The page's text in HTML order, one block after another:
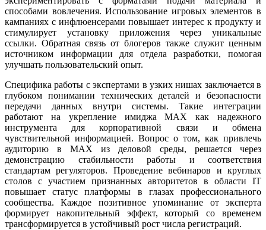
способами вовлечения. Использование игровых элементов в
кампаниях с инфлюенсерами повышает интерес к продукту и
стимулирует установку приложения через уникальные
ссылки. Обратная связь от блогеров также служит ценным
источником информации для отдела разработки, помогая
улучшать пользовательский опыт.
Специфика работы с экспертами в узких нишах заключается в
глубоком понимании технических деталей и безопасности
передачи данных внутри системы. Такие интеграции
работают на укрепление имиджа MAX как надежного
инструмента для корпоративной связи и обмена
чувствительной информацией. Вопрос о том, как привлечь
аудиторию в MAX из деловой среды, решается через
демонстрацию стабильности работы и соответствия
стандартам регуляторов. Проведение вебинаров и круглых
столов с участием признанных авторитетов в области IT
повышает статус платформы в глазах профессионального
сообщества. Каждое позитивное упоминание от эксперта
формирует накопительный эффект, который со временем
трансформируется в устойчивый рост числа регистраций.